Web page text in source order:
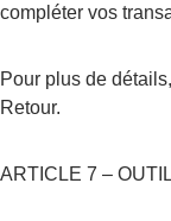
compléter vos
Pour plus de
Retour.
ARTICLE 7 –